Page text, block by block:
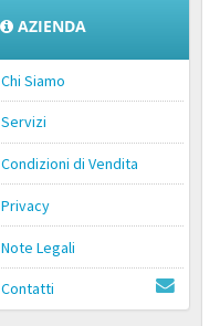
AZIENDA
Chi Siamo
Servizi
Condizioni di Vendita
Privacy
Note Legali
Contatti